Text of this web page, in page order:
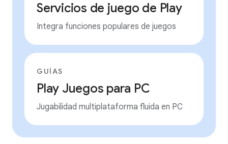
Servicios de juego de Play
Integra funciones populares de juegos
GUÍAS
Play Juegos para PC
Jugabilidad multiplataforma fluida en PC